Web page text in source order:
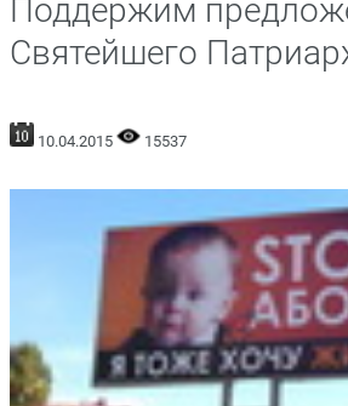
Поддержим
Святейшего
10.04.2015 15537